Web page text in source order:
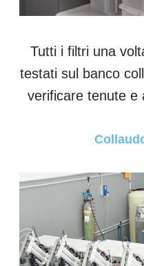
Tutti i filtri una
testati sul banco
verificare tenute e